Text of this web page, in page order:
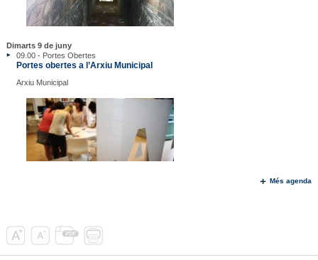
Dimarts 9 de juny
09.00 - Portes Obertes
Portes obertes a l’Arxiu Municipal
Arxiu Municipal
Més agenda